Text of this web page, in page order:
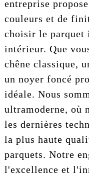
entreprise
couleurs et de
choisir le parquet
intérieur. Que
chêne classique,
un noyer foncé
idéale. Nous
ultramoderne, où
les dernières
la plus haute
parquets. Notre
l'excellence et